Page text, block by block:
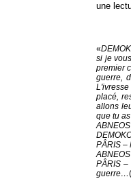
une
«
si je
premier
guerre,
placé,
allons
que tu
PÂRIS –
PÂRIS
guerre…